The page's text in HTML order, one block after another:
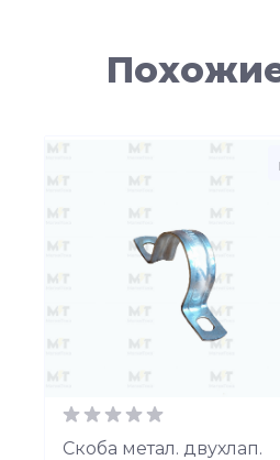
Скоба метал. двухлап.